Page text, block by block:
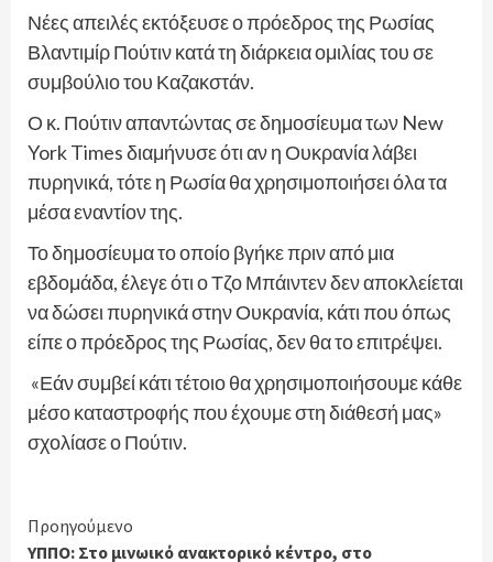
Νέες απειλές εκτόξευσε ο πρόεδρος της Ρωσίας
Βλαντιμίρ Πούτιν κατά τη διάρκεια ομιλίας του σε
συμβούλιο του Καζακστάν.
Ο κ. Πούτιν απαντώντας σε δημοσίευμα των New
York Times διαμήνυσε ότι αν η Ουκρανία λάβει
πυρηνικά, τότε η Ρωσία θα χρησιμοποιήσει όλα τα
μέσα εναντίον της.
Το δημοσίευμα το οποίο βγήκε πριν από μια
εβδομάδα, έλεγε ότι ο Τζο Μπάιντεν δεν αποκλείεται
να δώσει πυρηνικά στην Ουκρανία, κάτι που όπως
είπε ο πρόεδρος της Ρωσίας, δεν θα το επιτρέψει.
«Εάν συμβεί κάτι τέτοιο θα χρησιμοποιήσουμε κάθε
μέσο καταστροφής που έχουμε στη διάθεσή μας»
σχολίασε ο Πούτιν.
Continue
Προηγούμενο
ΥΠΠΟ: Στο μινωικό ανακτορικό κέντρο, στο